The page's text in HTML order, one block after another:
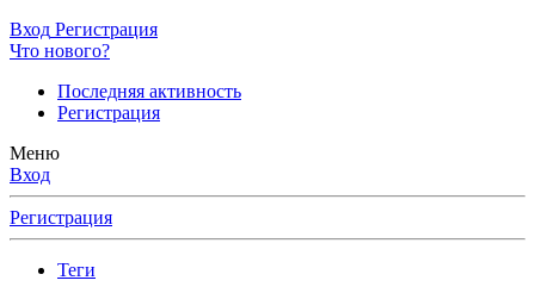
Вход Регистрация
Что нового?
Последняя активность
Регистрация
Меню
Вход
Регистрация
Теги